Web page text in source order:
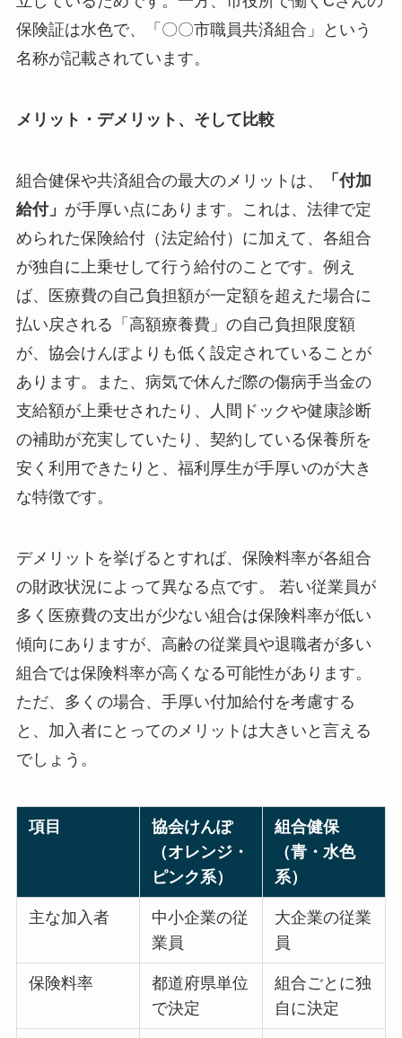
保険証は水色で、「〇〇市職員共済組合」という
名称が記載されています。
メリット・デメリット、そして比較
組合健保や共済組合の最大のメリットは、
「付加
給付」 が手厚い点にあります。これは、法律で定
められた保険給付（法定給付）に加えて、各組合
が独自に上乗せして行う給付のことです。例え
ば、医療費の自己負担額が一定額を超えた場合に
払い戻される「高額療養費」の自己負担限度額
が、協会けんぽよりも低く設定されていることが
あります。また、病気で休んだ際の傷病手当金の
支給額が上乗せされたり、人間ドックや健康診断
の補助が充実していたり、契約している保養所を
安く利用できたりと、福利厚生が手厚いのが大き
な特徴です。
デメリットを挙げるとすれば、保険料率が各組合
の財政状況によって異なる点です。 若い従業員が
多く医療費の支出が少ない組合は保険料率が低い
傾向にありますが、高齢の従業員や退職者が多い
組合では保険料率が高くなる可能性があります。
ただ、多くの場合、手厚い付加給付を考慮する
と、加入者にとってのメリットは大きいと言える
でしょう。
項目
協会けんぽ
（オレンジ・
ピンク系）
組合健保
（青・水色
系）
主な加入者
中小企業の従
業員
大企業の従業
員
保険料率
都道府県単位
で決定
組合ごとに独
自に決定